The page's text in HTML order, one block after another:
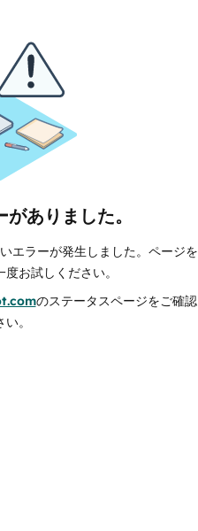
ありました。
エラーが発生しました。ページを
お試しください。
のステータスページをご確認
。